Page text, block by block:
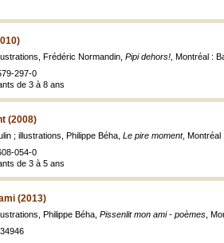
Frédéric Normandin, Pipi dehors! , Montréal :
297-0
de 3 à 8 ans
(2008)
; illustrations, Philippe Béha, Le pire moment, Montréal
054-0
de 3 à 5 ans
(2013)
Philippe Béha, Pissenlit mon ami - poèmes ,